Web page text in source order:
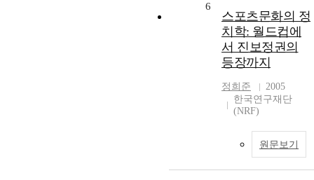
6
스포츠문화의 정
치학: 월드컵에
서 진보정권의
등장까지
정희준
2005
한국연구재단
(NRF)
원문보기